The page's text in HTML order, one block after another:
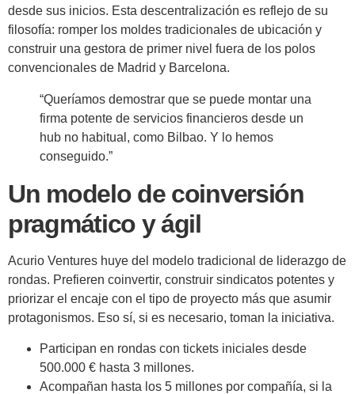
desde sus inicios. Esta descentralización es reflejo de su
filosofía: romper los moldes tradicionales de ubicación y
construir una gestora de primer nivel fuera de los polos
convencionales de Madrid y Barcelona.
“Queríamos demostrar que se puede montar una
firma potente de servicios financieros desde un
hub no habitual, como Bilbao. Y lo hemos
conseguido.”
Un modelo de coinversión
pragmático y ágil
Acurio Ventures huye del modelo tradicional de liderazgo de
rondas. Prefieren coinvertir, construir sindicatos potentes y
priorizar el encaje con el tipo de proyecto más que asumir
protagonismos. Eso sí, si es necesario, toman la iniciativa.
Participan en rondas con tickets iniciales desde
500.000 € hasta 3 millones.
Acompañan hasta los 5 millones por compañía, si la